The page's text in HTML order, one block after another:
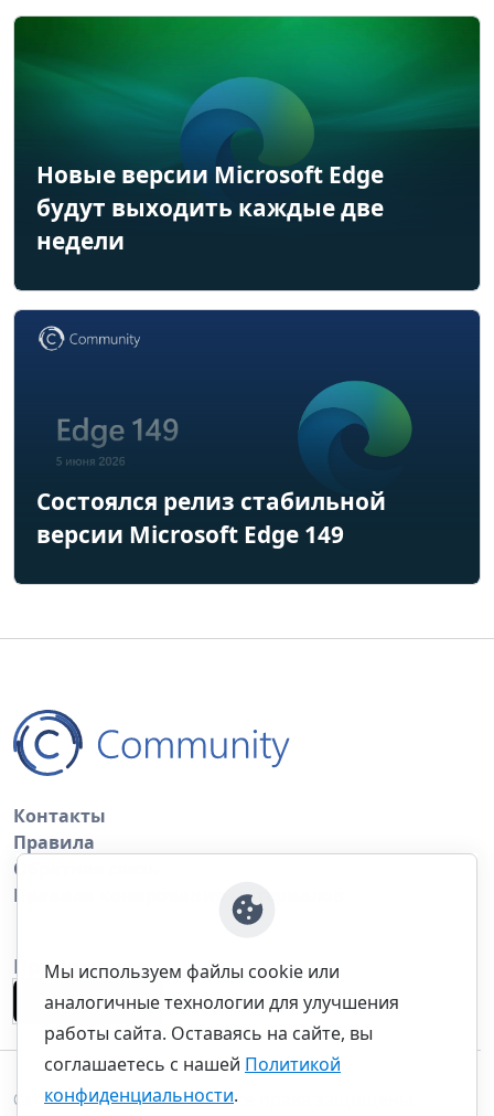
Новые версии Microsoft Edge
будут выходить каждые две
недели
Состоялся релиз стабильной
версии Microsoft Edge 149
Контакты
Правила
Обратная связь
Правила копирования материалов
Приложение
©thecommunity.ru 2026. Все права защищены.
Мы используем файлы cookie или
аналогичные технологии для улучшения
работы сайта. Оставаясь на сайте, вы
соглашаетесь с нашей Политикой
конфиденциальности.